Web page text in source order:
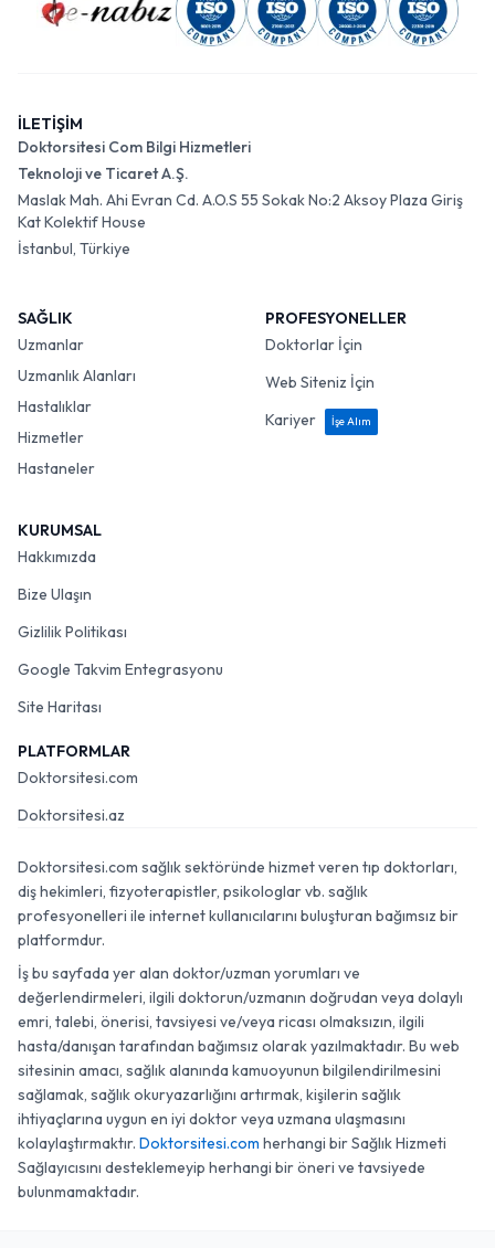
İLETİŞİM
Doktorsitesi Com Bilgi Hizmetleri
Teknoloji ve Ticaret A.Ş.
Maslak Mah. Ahi Evran Cd. A.O.S 55 Sokak No:2 Aksoy Plaza Giriş
Kat Kolektif House
İstanbul, Türkiye
SAĞLIK
Uzmanlar
Uzmanlık Alanları
Hastalıklar
Hizmetler
Hastaneler
PROFESYONELLER
Doktorlar İçin
Web Siteniz İçin
Kariyer
İşe Alım
KURUMSAL
Hakkımızda
Bize Ulaşın
Gizlilik Politikası
Google Takvim Entegrasyonu
Site Haritası
PLATFORMLAR
Doktorsitesi.com
Doktorsitesi.az
Doktorsitesi.com sağlık sektöründe hizmet veren tıp doktorları,
diş hekimleri, fizyoterapistler, psikologlar vb. sağlık
profesyonelleri ile internet kullanıcılarını buluşturan bağımsız bir
platformdur.
İş bu sayfada yer alan doktor/uzman yorumları ve
değerlendirmeleri, ilgili doktorun/uzmanın doğrudan veya dolaylı
emri, talebi, önerisi, tavsiyesi ve/veya ricası olmaksızın, ilgili
hasta/danışan tarafından bağımsız olarak yazılmaktadır. Bu web
sitesinin amacı, sağlık alanında kamuoyunun bilgilendirilmesini
sağlamak, sağlık okuryazarlığını artırmak, kişilerin sağlık
ihtiyaçlarına uygun en iyi doktor veya uzmana ulaşmasını
kolaylaştırmaktır. Doktorsitesi.com herhangi bir Sağlık Hizmeti
Sağlayıcısını desteklemeyip herhangi bir öneri ve tavsiyede
bulunmamaktadır.